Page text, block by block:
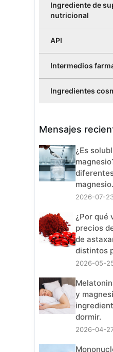
Ingrediente de
nutricional
API
Intermedios
Ingredientes
Mensajes
¿Es
magnesio.
2026-07-
¿Por qué
precios
de
distintos
2026-05-
y
dormir.
2026-04-